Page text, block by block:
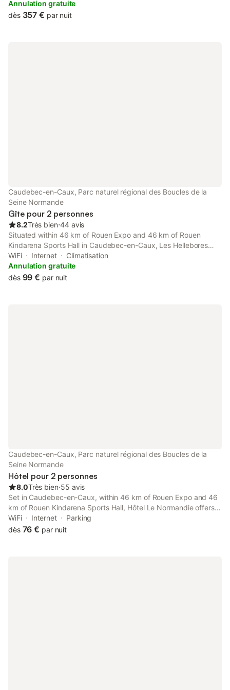
autre a l étage sur la terrasse cuisine tout équipée lave vaisselle
frigo américain lave linge et sèche linge dans l arrière cuisine
Annulation gratuite
dès 357 € par nuit
Caudebec-en-Caux, Parc naturel régional des Boucles de la
Seine Normande
Gîte pour 2 personnes
8.2Très bien⋅44 avis
Situated within 46 km of Rouen Expo and 46 km of Rouen
Kindarena Sports Hall in Caudebec-en-Caux, Les Hellebores
features accommodation with seating area. Boasting full-day
security, this property also provides guests with a water park.
WiFi Internet
Climatisation
Annulation gratuite
dès 99 € par nuit
Caudebec-en-Caux, Parc naturel régional des Boucles de la
Seine Normande
Hôtel pour 2 personnes
8.0Très bien⋅55 avis
Set in Caudebec-en-Caux, within 46 km of Rouen Expo and 46
km of Rouen Kindarena Sports Hall, Hôtel Le Normandie offers
accommodation with a restaurant and free WiFi throughout the
property as well as free private parking for guests who drive.
WiFi Internet
Parking
dès 76 € par nuit